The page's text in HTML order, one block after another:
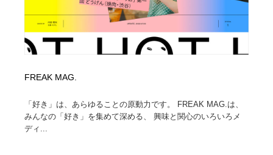
FREAK MAG.
「好き」は、あらゆることの原動力です。 FREAK MAG.は、
みんなの「好き」を集めて深める、 興味と関心のいろいろメ
ディ...